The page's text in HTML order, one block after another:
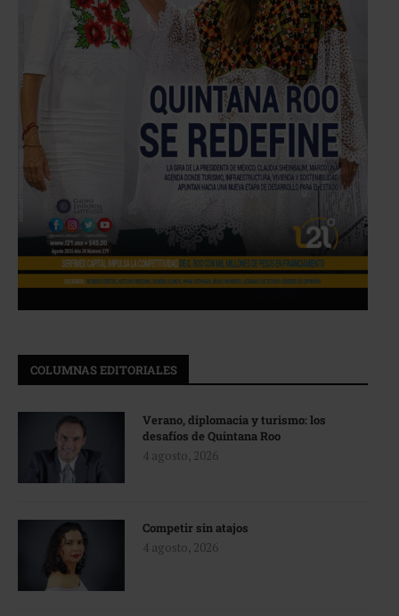
COLUMNAS EDITORIALES
Verano, diplomacia y turismo: los
desafíos de Quintana Roo
4 agosto, 2026
Competir sin atajos
4 agosto, 2026